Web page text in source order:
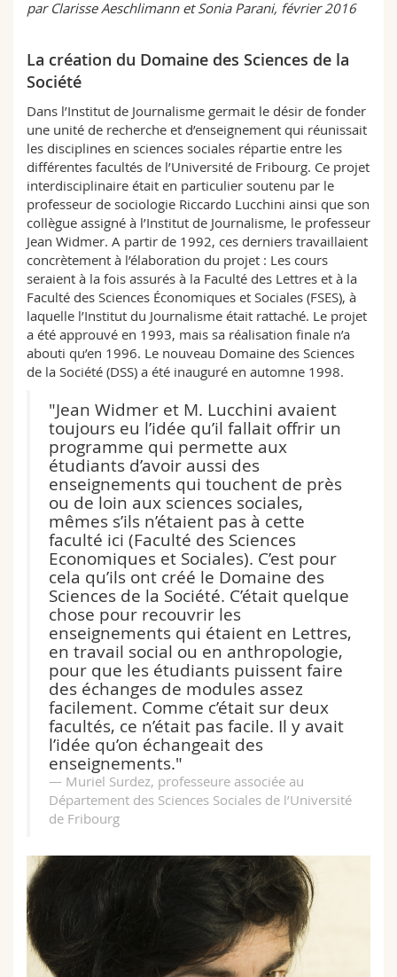
Science and Medicine
Interfaculty
Employees
PhD students
Webmail
Course catalogue
MyUnifr
par Clarisse Aeschlimann et Sonia Parani, février 2016
La création du Domaine des Sciences de la
Société
Dans l’Institut de Journalisme germait le désir de fonder
une unité de recherche et d’enseignement qui réunissait
les disciplines en sciences sociales répartie entre les
différentes facultés de l’Université de Fribourg. Ce projet
interdisciplinaire était en particulier soutenu par le
professeur de sociologie Riccardo Lucchini ainsi que son
collègue assigné à l’Institut de Journalisme, le professeur
Jean Widmer. A partir de 1992, ces derniers travaillaient
concrètement à l’élaboration du projet : Les cours
seraient à la fois assurés à la Faculté des Lettres et à la
Faculté des Sciences Économiques et Sociales (FSES), à
laquelle l’Institut du Journalisme était rattaché. Le projet
a été approuvé en 1993, mais sa réalisation finale n’a
abouti qu’en 1996. Le nouveau Domaine des Sciences
de la Société (DSS) a été inauguré en automne 1998.
"Jean Widmer et M. Lucchini avaient
toujours eu l’idée qu’il fallait offrir un
programme qui permette aux
étudiants d’avoir aussi des
enseignements qui touchent de près
ou de loin aux sciences sociales,
mêmes s’ils n’étaient pas à cette
faculté ici (Faculté des Sciences
Economiques et Sociales). C’est pour
cela qu’ils ont créé le Domaine des
Sciences de la Société. C’était quelque
chose pour recouvrir les
enseignements qui étaient en Lettres,
en travail social ou en anthropologie,
pour que les étudiants puissent faire
des échanges de modules assez
facilement. Comme c’était sur deux
facultés, ce n’était pas facile. Il y avait
l’idée qu’on échangeait des
enseignements."
Muriel Surdez, professeure associée au
Département des Sciences Sociales de l’Université
de Fribourg